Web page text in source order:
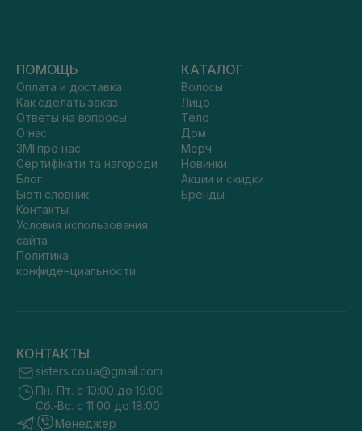
ПОМОЩЬ
Оплата и доставка
Как сделать заказ
Ответы на вопросы
О нас
ЗМІ про нас
Сертифікати та нагороди
Блог
Бюті словник
Контакты
Условия использования
сайта
Политика
конфиденциальности
КАТАЛОГ
Волосы
Лицо
Тело
Дом
Мерч
Новинки
Акции и скидки
Бренды
КОНТАКТЫ
sisters.co.ua@gmail.com
Пн.-Пт. с 10:00 до 19:00
Сб.-Вс. с 11:00 до 18:00
Менеджер